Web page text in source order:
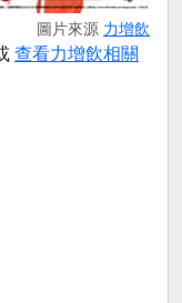
圖片來源 力增飲
查看力增飲相關